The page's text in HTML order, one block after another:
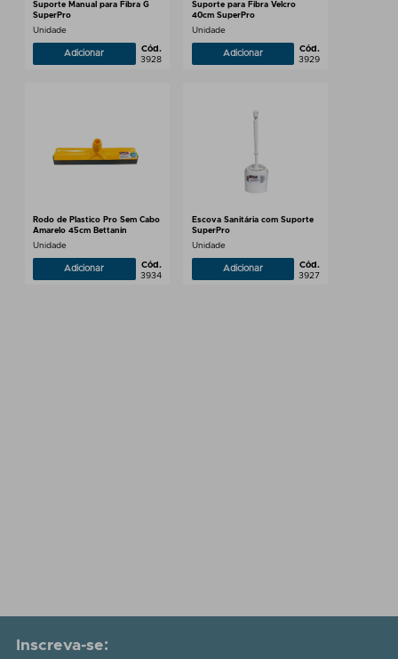
Suporte Manual para Fibra G
SuperPro
Unidade
Adicionar
Cód.
3928
Suporte para Fibra Velcro
40cm SuperPro
Unidade
Adicionar
Cód.
3929
Rodo de Plastico Pro Sem Cabo
Amarelo 45cm Bettanin
Unidade
Adicionar
Cód.
3934
Escova Sanitária com Suporte
SuperPro
Unidade
Adicionar
Cód.
3927
Inscreva-se: